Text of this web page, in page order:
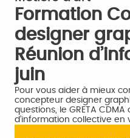
Formation
designer
Réunion
juin
Pour vous aider à mieux
concepteur designer
questions, le GRETA
d’information collective en